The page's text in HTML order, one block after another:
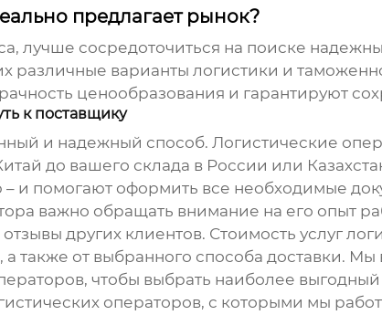
предлагает рынок?
лучше сосредоточиться на поиске
различные варианты логистики и
ценообразования и гарантируют
к поставщику
и надежный способ. Логистические
до вашего склада в России или
и помогают оформить все необходимые
важно обращать внимание на его опыт
других клиентов. Стоимость услуг
а также от выбранного способа доставки.
чтобы выбрать наиболее выгодный
операторов, с которыми мы